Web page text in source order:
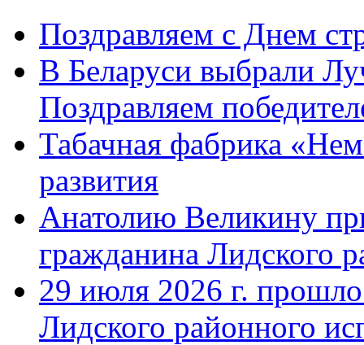
Поздравляем с Днем
В Беларуси выбрали
Поздравляем
Табачная фабрика
развития
Анатолию Великину
гражданина Лидского
29 июля 2026 г. прошло
Лидского районного